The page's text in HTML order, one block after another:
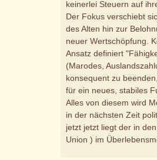
keinerlei Steuern auf
Der Fokus verschiebt
des Alten hin zur
neuer Wertschöpfung.
Ansatz definiert
(Marodes,
konsequent zu
für ein neues, stabiles
Alles von diesem wird
in der nächsten Zeit
jetzt jetzt liegt der in
Union ) im